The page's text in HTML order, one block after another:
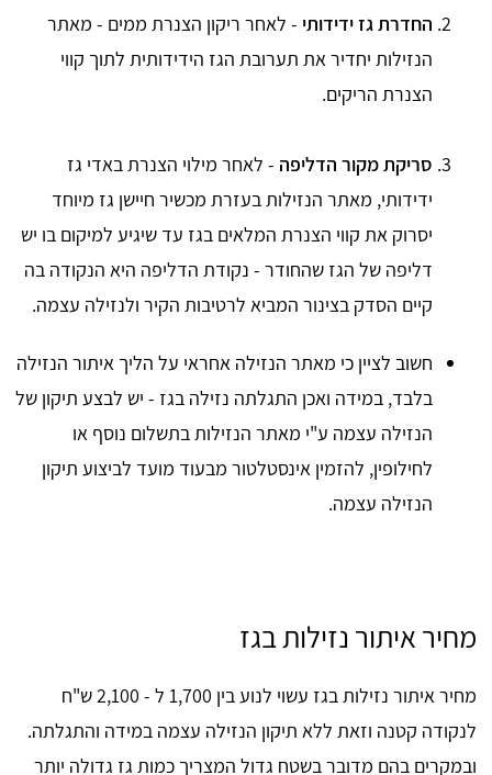
החדרת גז ידידותי - לאחר ריקון הצנרת ממים - מאתר
הנזילות יחדיר את תערובת הגז הידידותית לתוך קווי
הצנרת הריקים.
סריקת מקור הדליפה - לאחר מילוי הצנרת באדי גז
ידידותי, מאתר הנזילות בעזרת מכשיר חיישן גז מיוחד
יסרוק את קווי הצנרת המלאים בגז עד שיגיע למיקום בו יש
דליפה של הגז שהחודר - נקודת הדליפה היא הנקודה בה
קיים הסדק בצינור המביא לרטיבות הקיר ולנזילה עצמה.
חשוב לציין כי מאתר הנזילה אחראי על הליך איתור הנזילה
בלבד, במידה ואכן התגלתה נזילה בגז - יש לבצע תיקון של
הנזילה עצמה ע"י מאתר הנזילות בתשלום נוסף או
לחילופין, להזמין אינסטלטור מבעוד מועד לביצוע תיקון
הנזילה עצמה.
מחיר איתור נזילות בגז
מחיר איתור נזילות בגז עשוי לנוע בין 1,700 ל - 2,100 ש"ח
לנקודה קטנה וזאת ללא תיקון הנזילה עצמה במידה והתגלתה.
ובמקרים בהם מדובר בשטח גדול המצריך כמות גז גדולה יותר